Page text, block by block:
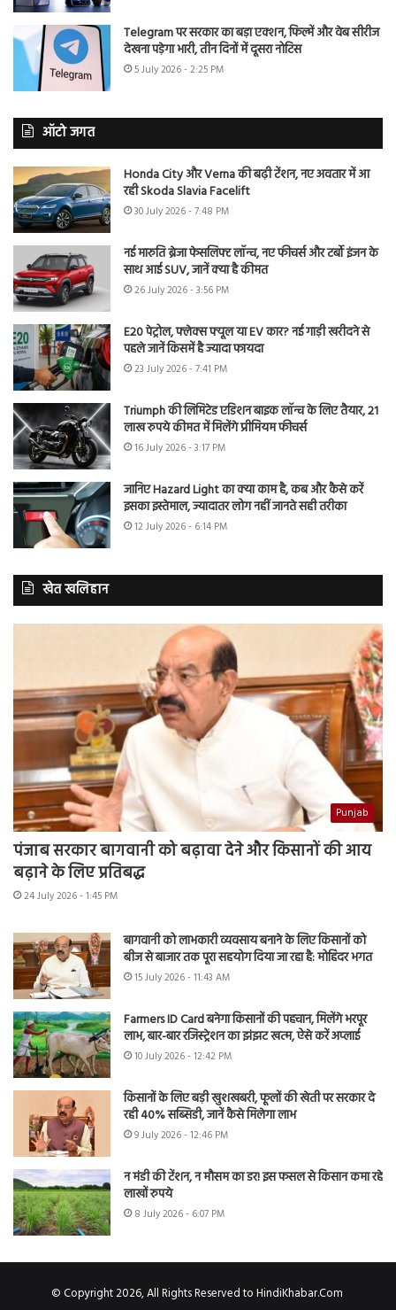
Telegram पर सरकार का बड़ा एक्शन, फिल्में और वेब सीरीज
देखना पड़ेगा भारी, तीन दिनों में दूसरा नोटिस
5 July 2026 - 2:25 PM
ऑटो जगत
Honda City और Verna की बढ़ी टेंशन, नए अवतार में आ
रही Skoda Slavia Facelift
30 July 2026 - 7:48 PM
नई मारुति ब्रेजा फेसलिफ्ट लॉन्च, नए फीचर्स और टर्बो इंजन के
साथ आई SUV, जानें क्या है कीमत
26 July 2026 - 3:56 PM
E20 पेट्रोल, फ्लेक्स फ्यूल या EV कार? नई गाड़ी खरीदने से
पहले जानें किसमें है ज्यादा फायदा
23 July 2026 - 7:41 PM
Triumph की लिमिटेड एडिशन बाइक लॉन्च के लिए तैयार, 21
लाख रुपये कीमत में मिलेंगे प्रीमियम फीचर्स
16 July 2026 - 3:17 PM
जानिए Hazard Light का क्या काम है, कब और कैसे करें
इसका इस्तेमाल, ज्यादातर लोग नहीं जानते सही तरीका
12 July 2026 - 6:14 PM
खेत खलिहान
Punjab
पंजाब सरकार बागवानी को बढ़ावा देने और किसानों की आय
बढ़ाने के लिए प्रतिबद्ध
24 July 2026 - 1:45 PM
बागवानी को लाभकारी व्यवसाय बनाने के लिए किसानों को
बीज से बाजार तक पूरा सहयोग दिया जा रहा है: मोहिंदर भगत
15 July 2026 - 11:43 AM
Farmers ID Card बनेगा किसानों की पहचान, मिलेंगे भरपूर
लाभ, बार-बार रजिस्ट्रेशन का झंझट खत्म, ऐसे करें अप्लाई
10 July 2026 - 12:42 PM
किसानों के लिए बड़ी खुशखबरी, फूलों की खेती पर सरकार दे
रही 40% सब्सिडी, जानें कैसे मिलेगा लाभ
9 July 2026 - 12:46 PM
न मंडी की टेंशन, न मौसम का डर! इस फसल से किसान कमा रहे
लाखों रुपये
8 July 2026 - 6:07 PM
© Copyright 2026, All Rights Reserved to HindiKhabar.Com